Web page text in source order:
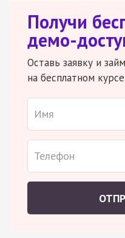
Получи
демо-
Оставь заявку и
на бесплатном